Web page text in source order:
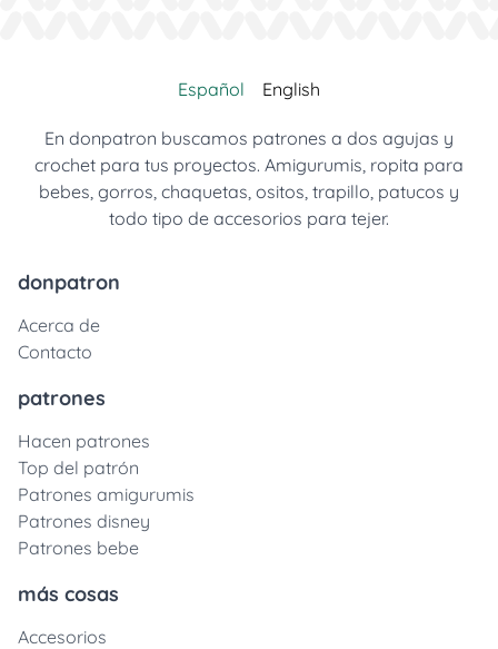
Español English
En donpatron buscamos patrones a dos agujas y
crochet para tus proyectos. Amigurumis, ropita para
bebes, gorros, chaquetas, ositos, trapillo, patucos y
todo tipo de accesorios para tejer.
donpatron
Acerca de
Contacto
patrones
Hacen patrones
Top del patrón
Patrones amigurumis
Patrones disney
Patrones bebe
más cosas
Accesorios